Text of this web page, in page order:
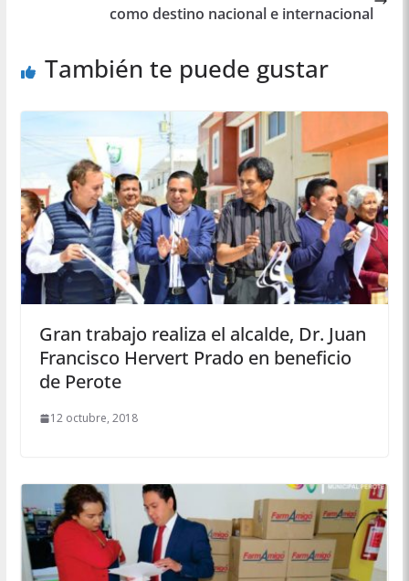
como destino nacional e internacional
También te puede gustar
Gran trabajo realiza el alcalde, Dr. Juan
Francisco Hervert Prado en beneficio
de Perote
12 octubre, 2018